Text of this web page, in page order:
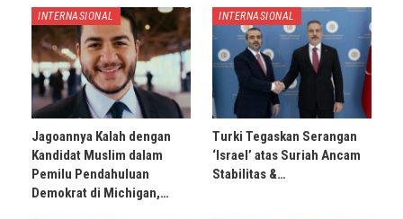
INTERNASIONAL
Jagoannya Kalah dengan
Kandidat Muslim dalam
Pemilu Pendahuluan
Demokrat di Michigan,…
INTERNASIONAL
Turki Tegaskan Serangan
‘Israel’ atas Suriah Ancam
Stabilitas &…